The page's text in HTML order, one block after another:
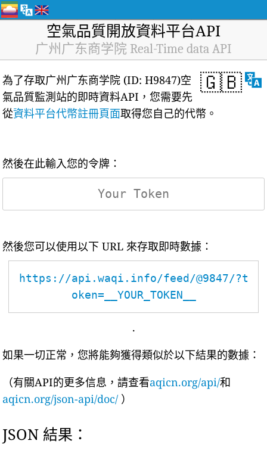
空氣品質開放資料平台API
广州广东商学院 Real-Time data API
🇬🇧
為了存取广州广东商学院 (ID: H9847)空
氣品質監測站的即時資料API，您需要先
從資料平台代幣註冊頁面取得您自己的代幣。
然後在此輸入您的令牌：
然後您可以使用以下 URL 來存取即時數據：
https://api.waqi.info/feed/@9847/?t
oken=__YOUR_TOKEN__
.
如果一切正常，您將能夠獲得類似於以下結果的數據：
（有關API的更多信息，請查看aqicn.org/api/和
aqicn.org/json-api/doc/ ）
JSON 結果：